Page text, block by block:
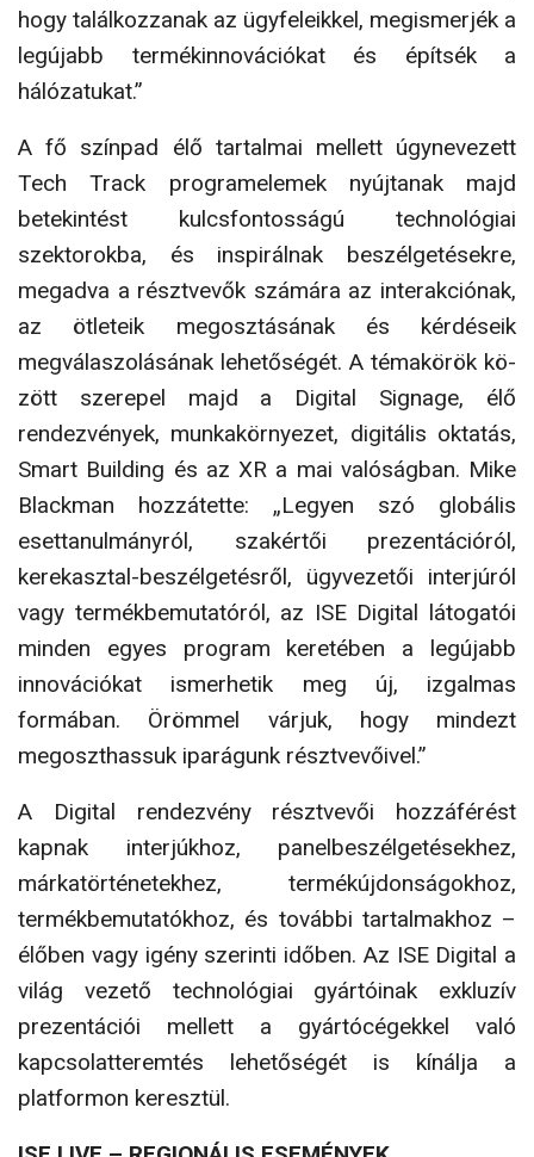
hogy találkozzanak az ügyfeleikkel, megis­merjék a
legújabb termékinnovációkat és építsék a
hálózatukat.”
A fő színpad élő tartalmai mellett úgynevezett
Tech Track programelemek nyújtanak majd
betekintést kulcsfontosságú technológiai
szektorokba, és inspirál­nak beszélgetésekre,
megadva a résztvevők számára az interakciónak,
az ötleteik megosztásának és kérdé­seik
megválaszolásának lehetőségét. A témakörök kö­
zött szerepel majd a Digital Signage, élő
rendezvények, munkakörnyezet, digitális oktatás,
Smart Building és az XR a mai valóságban. Mike
Blackman hozzátette: „Legyen szó globális
esetta­nulmányról, szakértői prezentációról,
kerekasztal-be­szélgetésről, ügyvezetői interjúról
vagy termékbemu­tatóról, az ISE Digital látogatói
minden egyes program keretében a legújabb
innovációkat ismerhetik meg új, izgalmas
formában. Örömmel várjuk, hogy mindezt
megoszthassuk iparágunk résztvevőivel.”
A Digital rendezvény résztvevői hozzáférést
kapnak interjúkhoz, panelbeszélgetésekhez,
márkatörténetek­hez, termékújdonságokhoz,
termékbemutatókhoz, és további tartalmakhoz –
élőben vagy igény szerinti idő­ben. Az ISE Digital a
világ vezető technológiai gyártói­nak exkluzív
prezentációi mellett a gyártócégekkel való
kapcsolatteremtés lehetőségét is kínálja a
platformon keresztül.